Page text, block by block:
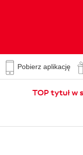
Pobierz aplikację
TOP tytuł w